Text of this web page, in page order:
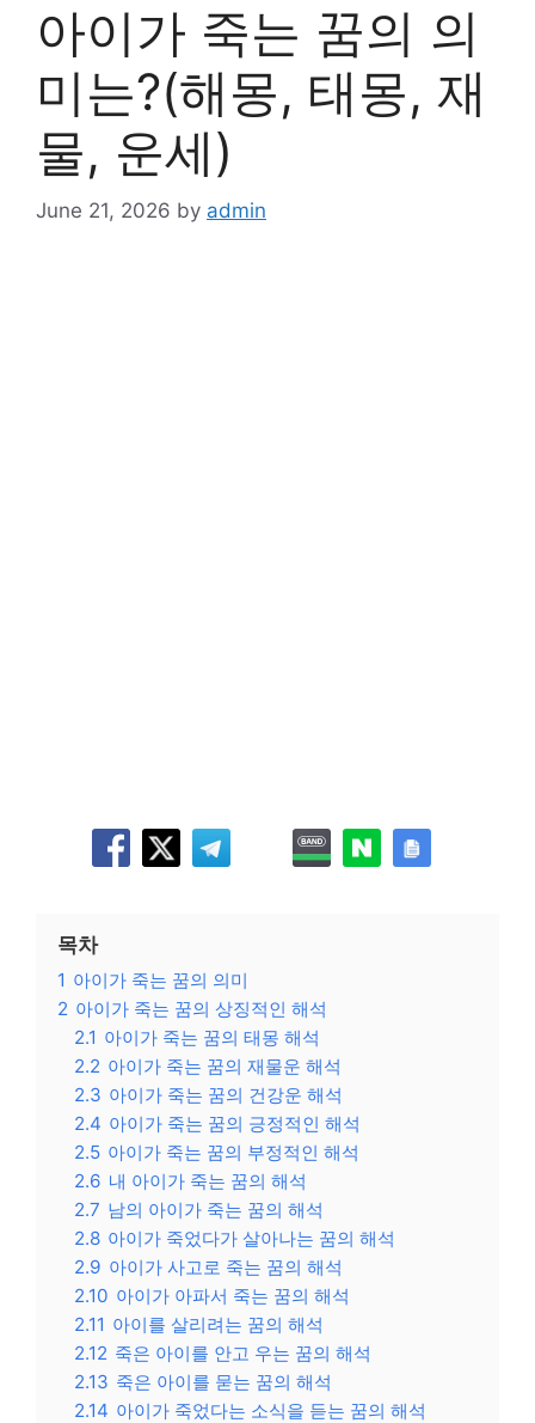
아이가 죽는 꿈의 의
미는?(해몽, 태몽, 재
물, 운세)
June 21, 2026 by admin
목차
1 아이가 죽는 꿈의 의미
2 아이가 죽는 꿈의 상징적인 해석
2.1 아이가 죽는 꿈의 태몽 해석
2.2 아이가 죽는 꿈의 재물운 해석
2.3 아이가 죽는 꿈의 건강운 해석
2.4 아이가 죽는 꿈의 긍정적인 해석
2.5 아이가 죽는 꿈의 부정적인 해석
2.6 내 아이가 죽는 꿈의 해석
2.7 남의 아이가 죽는 꿈의 해석
2.8 아이가 죽었다가 살아나는 꿈의 해석
2.9 아이가 사고로 죽는 꿈의 해석
2.10 아이가 아파서 죽는 꿈의 해석
2.11 아이를 살리려는 꿈의 해석
2.12 죽은 아이를 안고 우는 꿈의 해석
2.13 죽은 아이를 묻는 꿈의 해석
2.14 아이가 죽었다는 소식을 듣는 꿈의 해석